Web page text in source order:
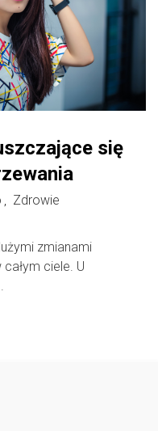
się
Zdrowie
zmianami
ciele. U